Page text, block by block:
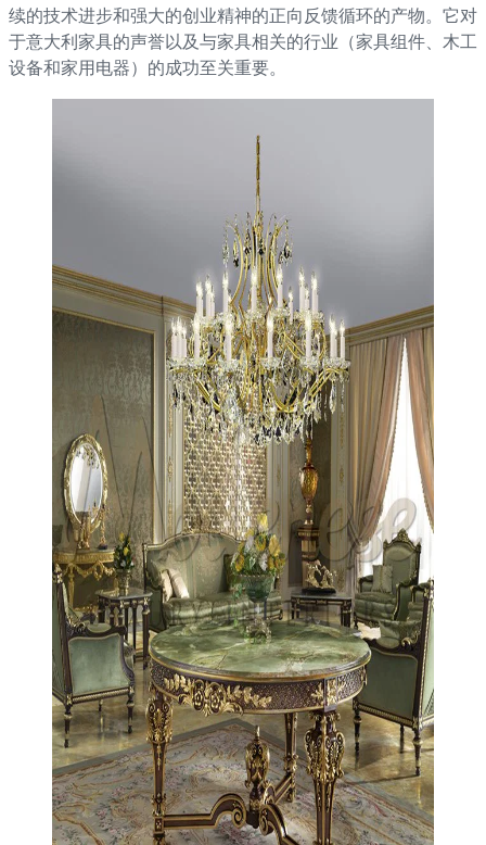
续的技术进步和强大的创业精神的正向反馈循环的产物。它对
于意大利家具的声誉以及与家具相关的行业（家具组件、木工
设备和家用电器）的成功至关重要。